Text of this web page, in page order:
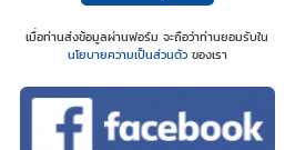
เมื่อท่านส่งข้อมูลผ่านฟอร์ม จะถือว่าท่านยอมรับใน
นโยบายความเป็นส่วนตัวของเรา